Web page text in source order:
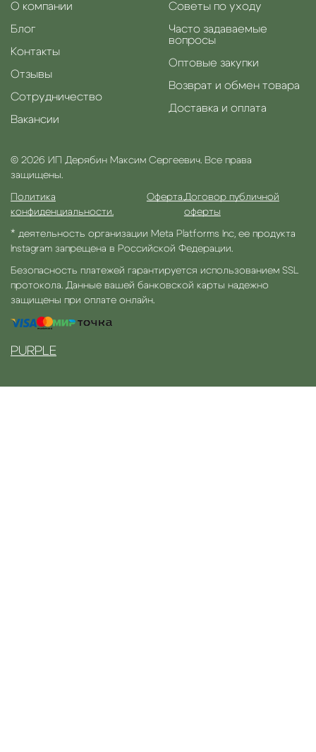
О компании
Блог
Контакты
Отзывы
Сотрудничество
Вакансии
Советы по уходу
Часто задаваемые
вопросы
Оптовые закупки
Возврат и обмен товара
Доставка и оплата
© 2026 ИП Дерябин Максим Сергеевич. Все права
защищены.
Политика
конфиденциальности.
Оферта.Договор публичной
оферты
* деятельность организации Meta Platforms Inc, ее продукта
Instagram запрещена в Российской Федерации.
Безопасность платежей гарантируется использованием SSL
протокола. Данные вашей банковской карты надежно
защищены при оплате онлайн.
PURPLE